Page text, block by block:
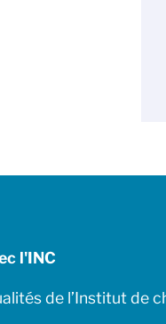
l'INC
de l’Institut de